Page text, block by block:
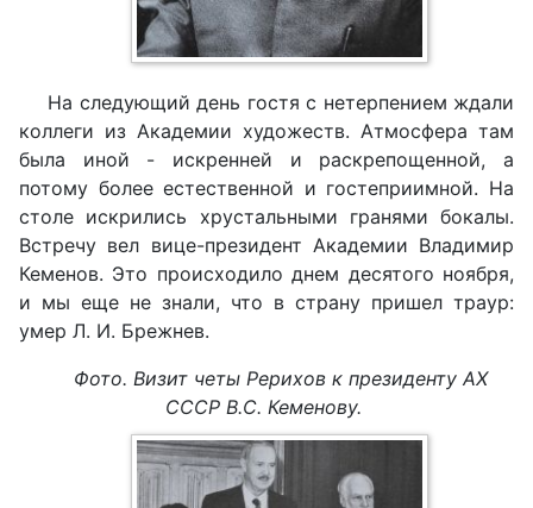
На следующий день гостя с нетерпением ждали
коллеги из Академии художеств. Атмосфера там
была иной - искренней и раскрепощенной, а
потому более естественной и гостеприимной. На
столе искрились хрустальными гранями бокалы.
Встречу вел вице-президент Академии Владимир
Кеменов. Это происходило днем десятого ноября,
и мы еще не знали, что в страну пришел траур:
умер Л. И. Брежнев.
Фото. Визит четы Рерихов к президенту АХ
СССР В.С. Кеменову.